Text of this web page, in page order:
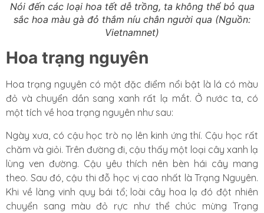
Nói đến các loại hoa tết dễ trồng, ta không thể bỏ qua
sắc hoa màu gà đỏ thắm níu chân người qua (Nguồn:
Vietnamnet)
Hoa trạng nguyên
Hoa trạng nguyên có một đặc điểm nổi bật là lá có màu
đỏ và chuyển dần sang xanh rất lạ mắt. Ở nước ta, có
một tích về hoa trạng nguyên như sau:
Ngày xưa, có cậu học trò nọ lên kinh ứng thí. Cậu học rất
chăm và giỏi. Trên đường đi, cậu thấy một loại cây xanh lạ
lùng ven đường. Cậu yêu thích nên bèn hái cây mang
theo. Sau đó, cậu thi đỗ học vị cao nhất là Trạng Nguyên.
Khi về làng vinh quy bái tổ; loài cây hoa lạ đó đột nhiên
chuyển sang màu đỏ rực như thể chúc mừng Trạng